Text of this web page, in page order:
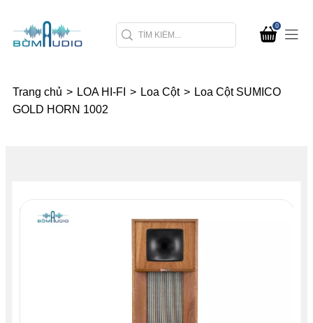
0
Trang chủ > LOA HI-FI > Loa Cột > Loa Cột SUMICO
GOLD HORN 1002